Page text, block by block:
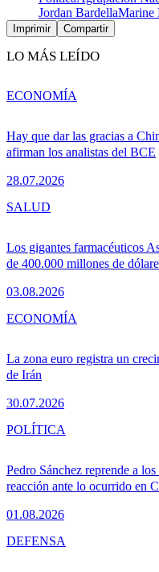
Jordan BardellaMarine
Imprimir Compartir
LO MÁS LEÍDO
Hay que dar las gracias a
afirman los analistas del BCE
28.07.2026
ECONOMÍA
Los gigantes farmacéuticos
de 400.000 millones de
03.08.2026
SALUD
La zona euro registra un
de Irán
30.07.2026
ECONOMÍA
Pedro Sánchez reprende a
reacción ante lo ocurrido en
01.08.2026
POLÍTICA
DEFENSA